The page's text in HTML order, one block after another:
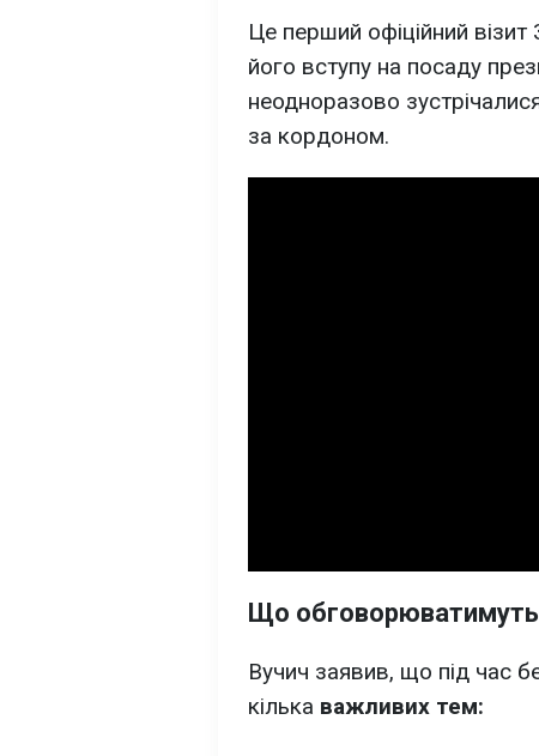
Це перший офіційний
його вступу на посаду
неодноразово
за кордоном.
Що обговорюватимуть
Вучич заявив, що під час
кілька важливих тем: